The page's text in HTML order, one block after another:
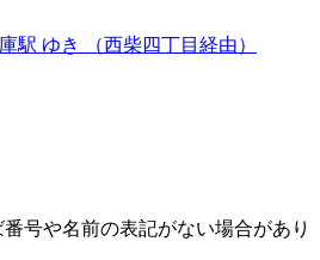
駅 ゆき （西柴四丁目経由）
号や名前の表記がない場合があり